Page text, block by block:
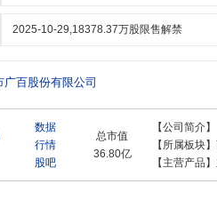
收购广州市新大新有限公司;2021年7月,广
老字号,“广百”品牌深融合传承与创新、国
名奖(第七届)”的零售企业,旗下6家门店获得
2025-10-29,18378.37万股限售解禁
广百股份有限公司
数据
行情
股吧
总市值
36.80亿
【公司简介】
【所属板块】
【主营产品】